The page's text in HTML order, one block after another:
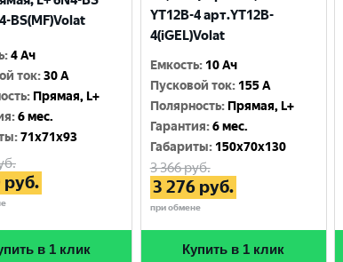
BS(MF)Volat
:4 Ач
ток:30 A
: Прямая, L+
:6 мес.
:71x71x93
руб.
в 1 клик
YT12B-4 арт.YT12B-
4(iGEL)Volat
Емкость: 10 Ач
Пусковой ток: 155 A
Полярность: Прямая, L+
Гарантия:6 мес.
Габариты: 150x70x130
3 366руб.
3 276руб.
при обмене
Купить в 1 клик